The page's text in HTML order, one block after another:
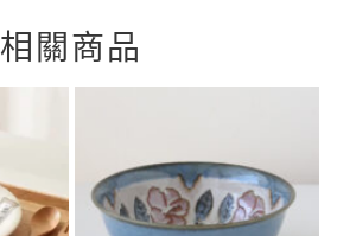
相關商品